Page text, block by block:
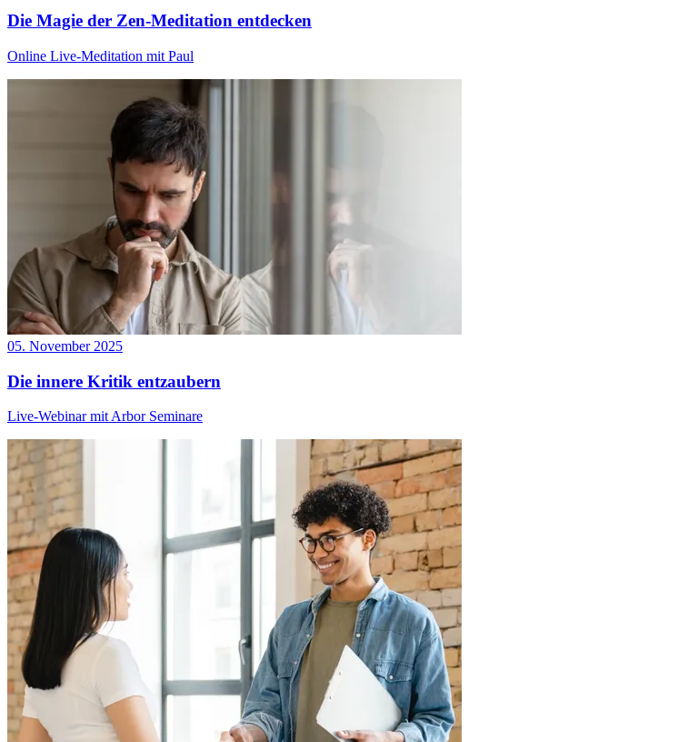
Die Magie der Zen-Meditation entdecken
Online Live-Meditation mit Paul
05. November 2025
Die innere Kritik entzaubern
Live-Webinar mit Arbor Seminare